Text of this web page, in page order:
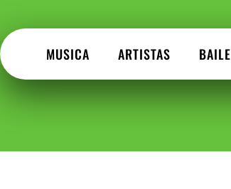
MUSICA ARTISTAS BAILE